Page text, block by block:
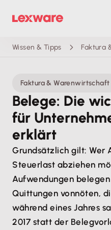
Wissen & Tipps Faktura
Faktura & Warenwirtschaft
Belege: Die
für
erklärt
Grundsätzlich gilt: Wer
Steuerlast abziehen
Aufwendungen
Quittungen vonnöten,
während eines Jahres
2017 statt der